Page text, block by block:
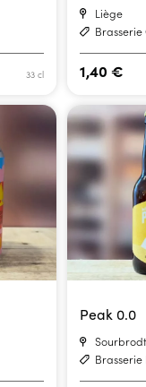
33 cl
Liège
Brasserie
1,40 €
Peak 0.0
Sourbrodt
Brasserie